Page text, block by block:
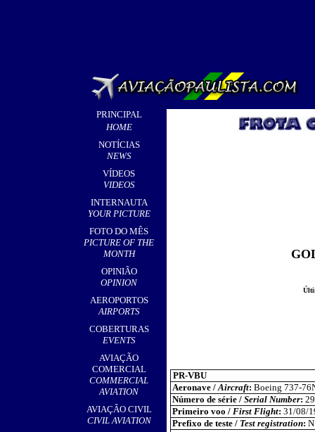
PRINCIPAL
HOME
NOTÍCIAS
NEWS
VÍDEOS
VIDEOS
INTERNAUTA
YOUR PICTURE
FOTO DO MÊS
PICTURE OF THE
MONTH
OPINIÃO
OPINION
AEROPORTOS
AIRPORTS
,
COBERTURAS
EVENTS
AVIAÇÃO
COMERCIAL
COMMERCIAL
AVIATION
AVIAÇÃO CIVIL
CIVIL AVIATION
PR-VBU
Aeronave /Aircraft: Boeing 737-
Número de série / Serial Number:
Primeiro voo / First Flight: 31/08/
Prefixo de teste /Test registration: